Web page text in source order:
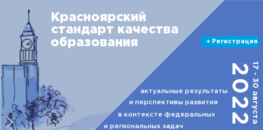
Красноярский
стандарт качества
17 - 30 августа
2022
в контексте федеральных
+ Регистрация
и перспективы развития
актуальные результаты
и региональных задач
образования